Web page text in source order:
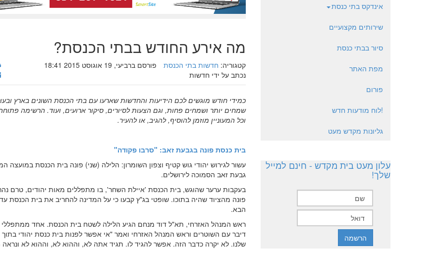
מה אירע החודש בבתי הכנסת?
קטגוריה: חדשות בתי הכנסת
פורסם ברביעי, 19 אוגוסט 2015 18:41
נכתב על ידי חדשות
כמידי חודש מוגשים לכם הידיעות והחדשות שארעו עם בתי הכנסת השונים בארץ
שמחים יותר ושמחים פחות, וגם הצעות לסיורים, סיקור ארועים, ועוד. הרשימה
וכל המעוניין מוזמן להוסיף, להגיב, או להעיר.
בית כנסת פונה בגבעת זאב: "סרבו פקודה"
עשור לגירוש יהודי גוש קטיף וצפון השומרון: הלילה (שני) פונה בית הכנסת במועצה
גבעת זאב הסמוכה לירושלים.
בעקבות ערער שהוגש, בית הכנסת 'איילת השחר', בו מתפללים מאות יהודים, טרם
פונה מהציוד שהיה בתוכו. שופטי בג"ץ קבעו כי על המדינה להחריב את בית הכנסת עד
הבא.
ראש המנהל האזרחי, תא"ל דוד מנחם הגיע הלילה לשטח בית הכנסת. אחד
דיבר עם השוטרים וראש המנהל האזרחי ואמר "אי אפשר לפנות בית כנסת יהודי בתוך
שלנו. לא יקרה כדבר הזה. אפשר להגיד לו. תגיד אתה לא, וההוא לא, וההוא לא ונראה
אינדקס בתי כנסת
שירותים מקצועיים
סיור בבתי כנסת
מפת האתר
פורום
!לוח מודעות חדש
גליונות מקדש מעט
עלון מעט בית מקדש - חינם למייל
שלך!